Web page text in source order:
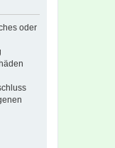
oder